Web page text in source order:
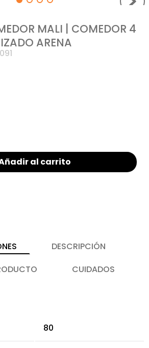
MALI | COMEDOR 4
ARENA
al carrito
DESCRIPCIÓN
CUIDADOS
80